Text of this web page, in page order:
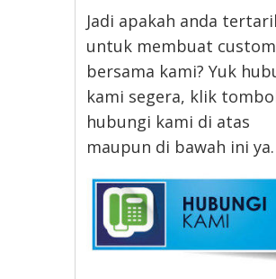
Jadi apakah anda
untuk membuat custom
bersama kami? Yuk
kami segera, klik
hubungi kami di atas
maupun di bawah ini ya.